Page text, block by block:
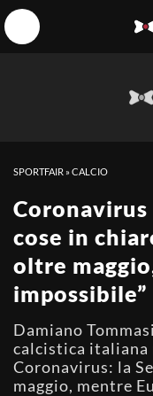
SPORTFAIR »CALCIO
Coronavirus
cose in
oltre
impossibile”
Damiano
calcistica italiana
Coronavirus: la
maggio, mentre